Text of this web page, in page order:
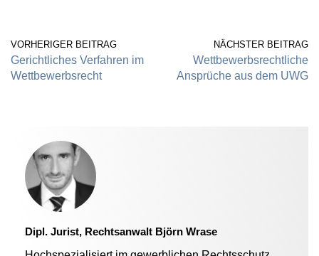
VORHERIGER BEITRAG
Gerichtliches Verfahren im
Wettbewerbsrecht
NÄCHSTER BEITRAG
Wettbewerbsrechtliche
Ansprüche aus dem UWG
Dipl. Jurist, Rechtsanwalt Björn Wrase